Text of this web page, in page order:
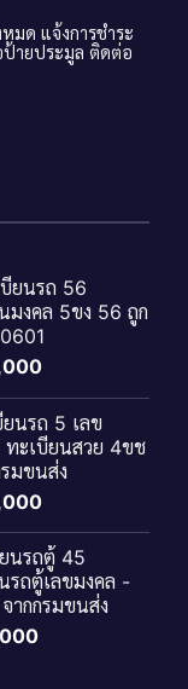
หมด แจ้งการชำระ
ป้ายประมูล ติดต่อ
ยนรถ 56
มงคล 5ขง 56 ถูก
นรถ 5 เลข
ทะเบียนสวย 4ขช
มขนส่ง
นรถตู้ 45
รถตู้เลขมงคล -
ากกรมขนส่ง